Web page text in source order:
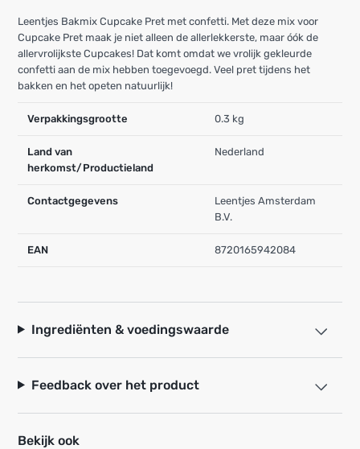
Leentjes Bakmix Cupcake Pret met confetti. Met deze mix voor
Cupcake Pret maak je niet alleen de allerlekkerste, maar óók de
allervrolijkste Cupcakes! Dat komt omdat we vrolijk gekleurde
confetti aan de mix hebben toegevoegd. Veel pret tijdens het
bakken en het opeten natuurlijk!
Verpakkingsgrootte 0.3 kg
Land van
herkomst/Productieland
Nederland
Contactgegevens
Leentjes Amsterdam
B.V.
EAN 8720165942084
Ingrediënten & voedingswaarde
Feedback over het product
Bekijk ook